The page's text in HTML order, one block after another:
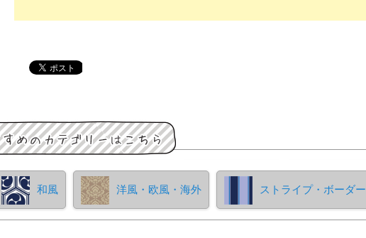
和風 洋風・欧風・海外 ストライプ・ボーダー